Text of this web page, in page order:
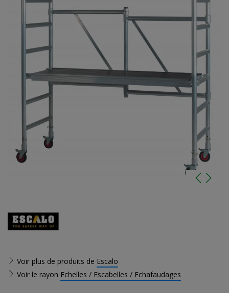
Voir plus de produits de Escalo
Voir le rayon Echelles / Escabelles / Echafaudages